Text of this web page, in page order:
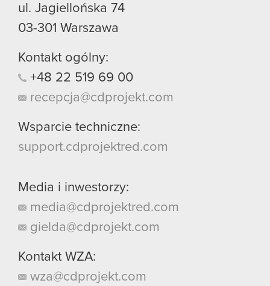
ul. Jagiellońska 74
03-301 Warszawa
Kontakt ogólny:
+48 22 519 69 00
recepcja@cdprojekt.com
Wsparcie techniczne:
support.cdprojektred.com
Media i inwestorzy:
media@cdprojektred.com
gielda@cdprojekt.com
Kontakt WZA:
wza@cdprojekt.com